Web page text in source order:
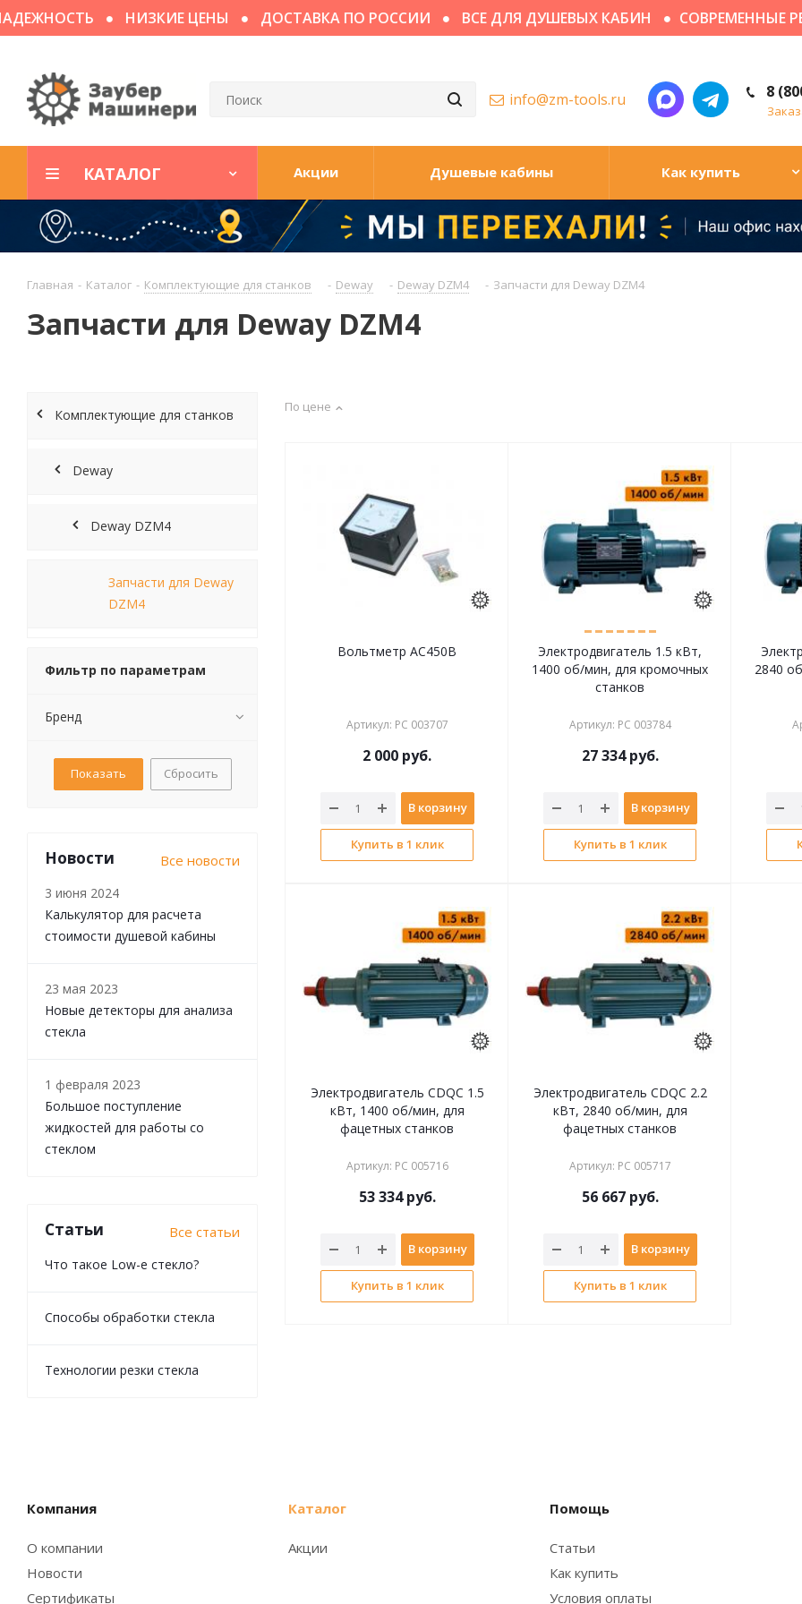
НИЗКИЕ ЦЕНЫ ДОСТАВКА ПО РОССИИ ВСЕ ДЛЯ ДУШЕВЫХ КАБИН СОВРЕМЕННЫЕ
8
info@zm-tools.ru
КАТАЛОГ Акции Душевые кабины Как купить
Главная - Каталог - Комплектующие для станков - Deway - Deway DZM4 - Запчасти для Deway DZM4
Запчасти для Deway DZM4
По цене
Вольтметр АС450В
Артикул: РС 003707
2 000 руб.
В корзину
Купить в 1 клик
Электродвигатель 1.5 кВт,
1400 об/мин, для кромочных
станков
Артикул: РС 003784
27 334руб.
В корзину
Купить в 1 клик
2840
Электродвигатель CDQC 1.5
кВт, 1400 об/мин, для
фацетных станков
Артикул: РС 005716
53 334руб.
В корзину
Купить в 1 клик
Электродвигатель CDQC 2.2
кВт, 2840 об/мин, для
фацетных станков
Артикул: РС 005717
56 667руб.
В корзину
Купить в 1 клик
Комплектующие для станков
Deway
Deway DZM4
Запчасти для Deway
DZM4
Фильтр по параметрам
Бренд
Сбросить
Новости Все новости
3 июня 2024
Калькулятор для расчета
стоимости душевой кабины
23 мая 2023
Новые детекторы для анализа
стекла
1 февраля 2023
Большое поступление
жидкостей для работы со
стеклом
Статьи Все статьи
Что такое Low-e стекло?
Способы обработки стекла
Технологии резки стекла
Компания
О компании
Новости
Сертификаты
Каталог
Акции
Помощь
Статьи
Как купить
Условия оплаты